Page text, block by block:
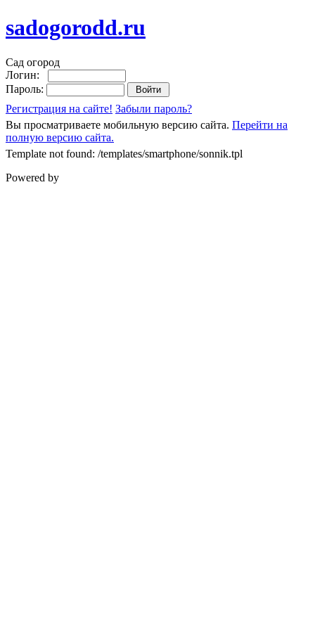
sadogorodd.ru
Сад огород
Логин:
Пароль:
Регистрация на сайте! Забыли пароль?
Вы просматриваете мобильную версию сайта. Перейти на
полную версию сайта.
Template not found: /templates/smartphone/sonnik.tpl
Powered by